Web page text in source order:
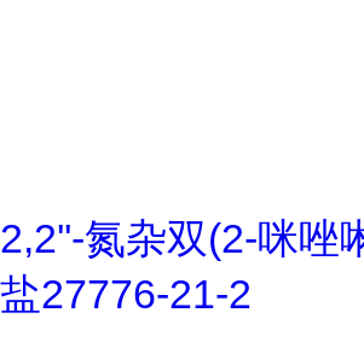
2,2''-氮杂双(2-咪唑
盐27776-21-2